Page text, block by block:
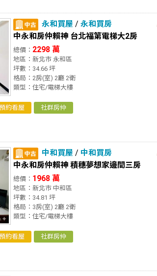
永和買屋 / 永和買房
中永和房仲賴神 台北福第電梯大2房
總價： 2298 萬
地區：新北市 永和區
坪數：34.66 坪
格局：2房(室) 2廳 2衛
類型：住宅/電梯大樓
約看屋 社群房仲
中和買屋 / 中和買房
中永和房仲賴神 積穗夢想家邊間三房
總價： 1968 萬
地區：新北市 中和區
坪數：34.81 坪
格局：3房(室) 2廳 2衛
類型：住宅/電梯大樓
約看屋 社群房仲